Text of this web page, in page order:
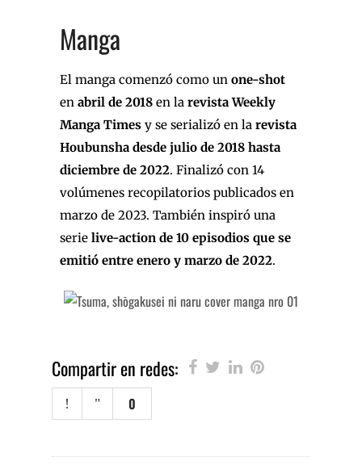
Manga
El manga comenzó como un one-shot
en abril de 2018 en la revista Weekly
Manga Times y se serializó en la revista
Houbunsha desde julio de 2018 hasta
diciembre de 2022. Finalizó con 14
volúmenes recopilatorios publicados en
marzo de 2023. También inspiró una
serie live-action de 10 episodios que se
emitió entre enero y marzo de 2022.
Compartir en redes:
0